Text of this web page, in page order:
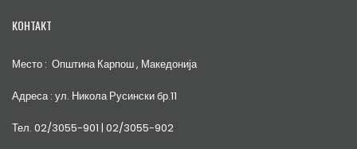
КОНТАКТ
Место : Општина Карпош , Македонија
Адреса : ул. Никола Русински бр.11
Тел. 02/3055-901 | 02/3055-902